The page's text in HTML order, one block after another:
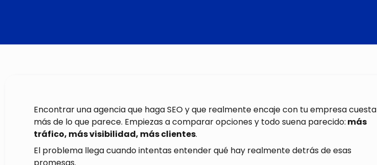
Encontrar una agencia que haga SEO y que realmente encaje con tu empresa cuesta
más de lo que parece. Empiezas a comparar opciones y todo suena parecido: más
tráfico, más visibilidad, más clientes.
El problema llega cuando intentas entender qué hay realmente detrás de esas